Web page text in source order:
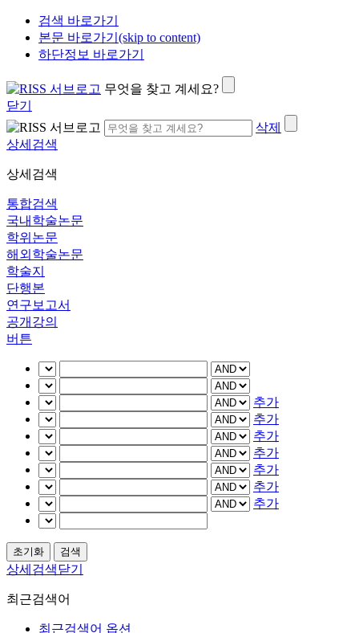
검색 바로가기
본문 바로가기(skip to content)
하단정보 바로가기
무엇을 찾고 계세요?
닫기
삭제
상세검색
상세검색
통합검색
국내학술논문
학위논문
해외학술논문
학술지
단행본
연구보고서
공개강의
버튼
추가
추가
추가
추가
추가
추가
추가
상세검색닫기
최근검색어
최근검색어 옵션